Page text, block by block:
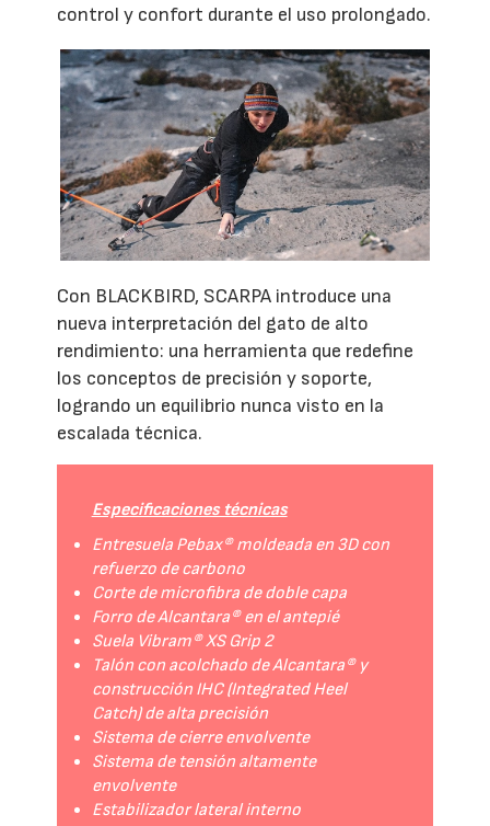
control y confort durante el uso prolongado.
Con BLACKBIRD, SCARPA introduce una
nueva interpretación del gato de alto
rendimiento: una herramienta que redefine
los conceptos de precisión y soporte,
logrando un equilibrio nunca visto en la
escalada técnica.
Especificaciones técnicas
Entresuela Pebax® moldeada en 3D con
refuerzo de carbono
Corte de microfibra de doble capa
Forro de Alcantara® en el antepié
Suela Vibram® XS Grip 2
Talón con acolchado de Alcantara® y
construcción IHC (Integrated Heel
Catch) de alta precisión
Sistema de cierre envolvente
Sistema de tensión altamente
envolvente
Estabilizador lateral interno